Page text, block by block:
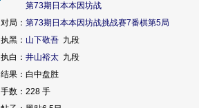
第73期日本本因坊战
对局： 第73期日本本因坊战挑战赛7番棋第5局
执黑： 山下敬吾 九段
执白： 井山裕太 九段
结果：白中盘胜
手数：228 手